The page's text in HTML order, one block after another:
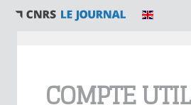
COMPTE